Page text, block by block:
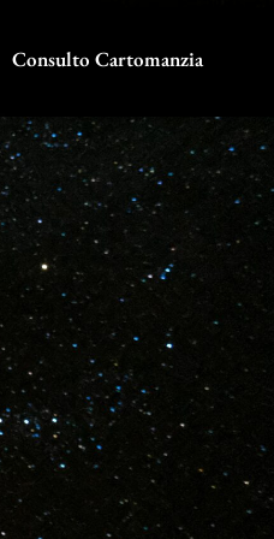
Consulto Cartomanzia